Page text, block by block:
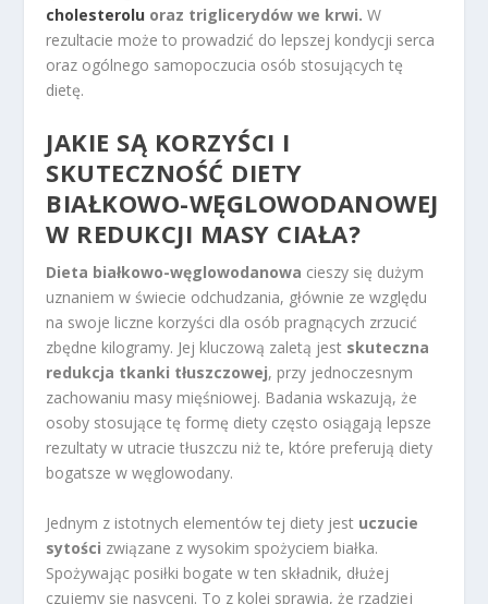
cholesterolu oraz triglicerydów we krwi. W
rezultacie może to prowadzić do lepszej kondycji serca
oraz ogólnego samopoczucia osób stosujących tę
dietę.
JAKIE SĄ KORZYŚCI I
SKUTECZNOŚĆ DIETY
BIAŁKOWO-WĘGLOWODANOWEJ
W REDUKCJI MASY CIAŁA?
Dieta białkowo-węglowodanowa cieszy się dużym
uznaniem w świecie odchudzania, głównie ze względu
na swoje liczne korzyści dla osób pragnących zrzucić
zbędne kilogramy. Jej kluczową zaletą jest skuteczna
redukcja tkanki tłuszczowej, przy jednoczesnym
zachowaniu masy mięśniowej. Badania wskazują, że
osoby stosujące tę formę diety często osiągają lepsze
rezultaty w utracie tłuszczu niż te, które preferują diety
bogatsze w węglowodany.
Jednym z istotnych elementów tej diety jest uczucie
sytości związane z wysokim spożyciem białka.
Spożywając posiłki bogate w ten składnik, dłużej
czujemy się nasyceni. To z kolei sprawia, że rzadziej